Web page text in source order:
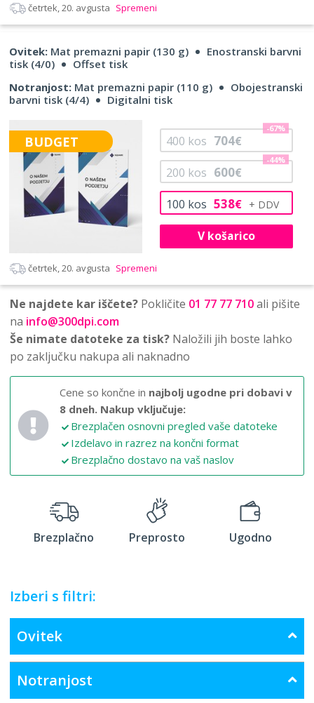
četrtek, 20. avgusta Spremeni
Ovitek: Mat premazni papir (130 g)
Enostranski barvni
tisk (4/0)
Offset tisk
Notranjost: Mat premazni papir (110 g)
Obojestranski
barvni tisk (4/4)
Digitalni tisk
BUDGET
100 kos 538€
200 kos 600€
-44%
400 kos 704€
-67%
V košarico
četrtek, 20. avgusta Spremeni
Ne najdete kar iščete? Pokličite 01 77 77 710ali pišite
na info@300dpi.com
Še nimate datoteke za tisk? Naložili jih boste lahko
po zaključku nakupa ali naknadno
Cene so končne in najbolj ugodne pri dobavi v
8 dneh. Nakup vključuje:
Brezplačen osnovni pregled vaše datoteke
Izdelavo in razrez na končni format
Brezplačno dostavo na vaš naslov
Brezplačno Preprosto Ugodno
Izberi s filtri:
Ovitek
Notranjost